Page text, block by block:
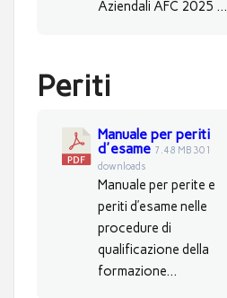
Aziendali AFC 2025 ...
Periti
Manuale per periti
d'esame 7.48 MB 301
downloads
Manuale per perite e
periti d’esame nelle
procedure di
qualificazione della
formazione...